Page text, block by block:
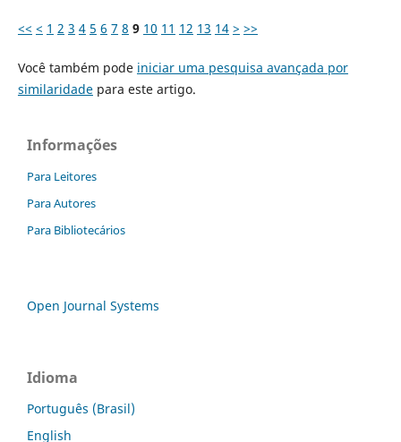
<< < 1 2 3 4 5 6 7 8 9 10 11 12 13 14 > >>
Você também pode iniciar uma pesquisa avançada por
similaridadepara este artigo.
Informações
Para Leitores
Para Autores
Para Bibliotecários
Open Journal Systems
Idioma
Português (Brasil)
English